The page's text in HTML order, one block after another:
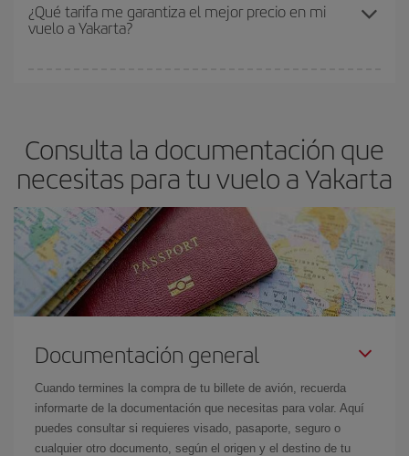
Los precios dependen de las plazas que queden libres en el vuelo
y de que las tarifas más baratas (turista) estén disponibles o se
¿Qué tarifa me garantiza el mejor precio en mi
vuelo a Yakarta?
Consulta la documentación que
necesitas para tu vuelo a Yakarta
Documentación general
Cuando termines la compra de tu billete de avión, recuerda
informarte de la documentación que necesitas para volar. Aquí
puedes consultar si requieres visado, pasaporte, seguro o
cualquier otro documento, según el origen y el destino de tu